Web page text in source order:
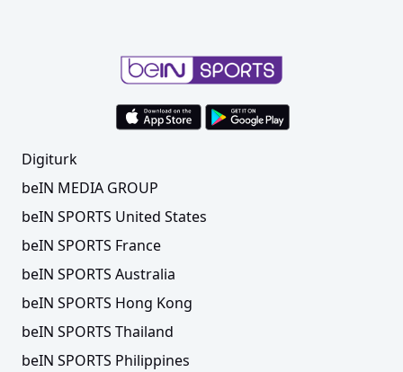
Digiturk
beIN MEDIA GROUP
beIN SPORTS United States
beIN SPORTS France
beIN SPORTS Australia
beIN SPORTS Hong Kong
beIN SPORTS Thailand
beIN SPORTS Philippines